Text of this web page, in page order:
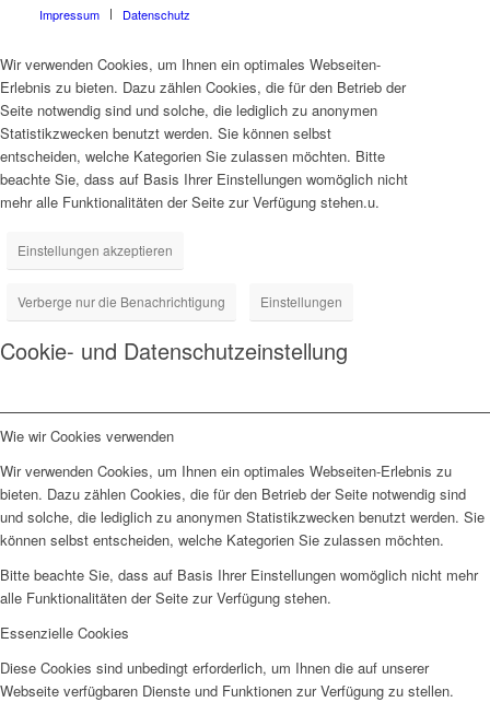
Impressum
Datenschutz
Wir verwenden Cookies, um Ihnen ein optimales Webseiten-
Erlebnis zu bieten. Dazu zählen Cookies, die für den Betrieb der
Seite notwendig sind und solche, die lediglich zu anonymen
Statistikzwecken benutzt werden. Sie können selbst
entscheiden, welche Kategorien Sie zulassen möchten. Bitte
beachte Sie, dass auf Basis Ihrer Einstellungen womöglich nicht
mehr alle Funktionalitäten der Seite zur Verfügung stehen.u.
Einstellungen akzeptieren
Verberge nur die Benachrichtigung Einstellungen
Cookie- und Datenschutzeinstellung
Wie wir Cookies verwenden
Wir verwenden Cookies, um Ihnen ein optimales Webseiten-Erlebnis zu
bieten. Dazu zählen Cookies, die für den Betrieb der Seite notwendig sind
und solche, die lediglich zu anonymen Statistikzwecken benutzt werden. Sie
können selbst entscheiden, welche Kategorien Sie zulassen möchten.
Bitte beachte Sie, dass auf Basis Ihrer Einstellungen womöglich nicht mehr
alle Funktionalitäten der Seite zur Verfügung stehen.
Essenzielle Cookies
Diese Cookies sind unbedingt erforderlich, um Ihnen die auf unserer
Webseite verfügbaren Dienste und Funktionen zur Verfügung zu stellen.